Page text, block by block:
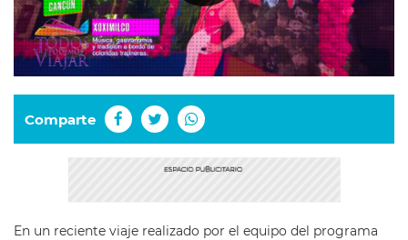
Comparte
En un reciente viaje realizado por el equipo del programa